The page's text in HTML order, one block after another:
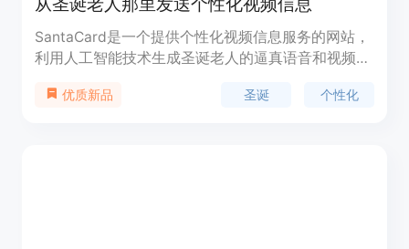
SantaCard是一个提供个性化视频信息服务的网站，
利用人工智能技术生成圣诞老人的逼真语音和视频信
生成视频。该产品支持29种语言，用户可以下载并永
优质新品 圣诞 个性化